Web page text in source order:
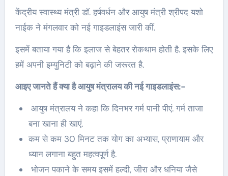
केंद्रीय स्वास्थ्य मंत्री डॉ. हर्षवर्धन और आयुष मंत्री श्रीपद यशो
नाईक ने मंगलवार को नई गाइडलाइंस जारी कीं.
इसमें बताया गया है कि इलाज से बेहतर रोकथाम होती है. इसके लिए
हमें अपनी इम्युनिटी को बढ़ाने की जरूरत है.
आइए जानते हैं क्या है आयुष मंत्रालय की नई गाइडलाइंस:-
आयुष मंत्रालय ने कहा कि दिनभर गर्म पानी पीएं. गर्म ताजा
बना खाना ही खाएं.
कम से कम 30 मिनट तक योग का अभ्यास, प्राणायाम और
ध्यान लगाना बहुत महत्वपूर्ण है.
भोजन पकाने के समय इसमें हल्दी, जीरा और धनिया जैसे